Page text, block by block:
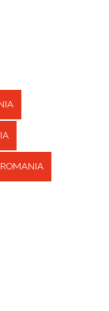
ROMANIA